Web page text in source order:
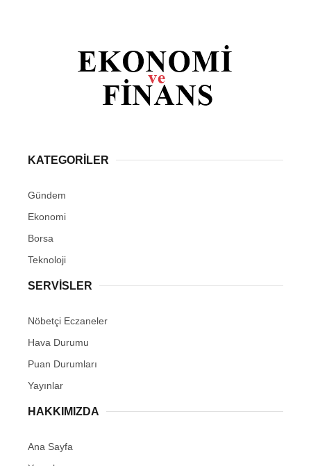
KATEGORİLER
Gündem
Ekonomi
Borsa
Teknoloji
SERVİSLER
Nöbetçi Eczaneler
Hava Durumu
Puan Durumları
Yayınlar
HAKKIMIZDA
Ana Sayfa